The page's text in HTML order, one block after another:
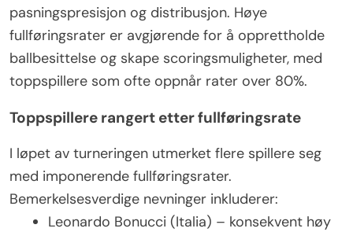
pasningspresisjon og distribusjon. Høye
fullføringsrater er avgjørende for å opprettholde
ballbesittelse og skape scoringsmuligheter, med
toppspillere som ofte oppnår rater over 80%.
Toppspillere rangert etter fullføringsrate
I løpet av turneringen utmerket flere spillere seg
med imponerende fullføringsrater.
Bemerkelsesverdige nevninger inkluderer:
Leonardo Bonucci (Italia) – konsekvent høy